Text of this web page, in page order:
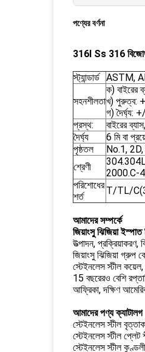
পণ্যের বর্ণনা
316l Ss 316
স্ট্যান্ডার্ড ASTM,
সহনশীলতা
ক) বাইরের
খ) পুরুত্ব:
গ) দৈর্ঘ্য:
প্রস্থ:
বাইরের
দৈর্ঘ্য
6 মি বা
পৃষ্ঠতল
No.1,
শ্রেণী
2000.C-
পরিশোধের
শর্ত
T/TL/
আমাদের সম্পর্কে
জিয়াংসু ঝিজিয়া ইস্পাত
উত্পাদন, প্রক্রিয়াকরণ,
জিয়াংসু ঝিজিয়া গ্রুপ
স্টেইনলেস স্টীল
15 বছরেরও বেশি
আফ্রিকা, দক্ষিণ
আমাদের পণ্য ক্যাটালগ
স্টেইনলেস স্টীল
স্টেইনলেস স্টীল প্লেট
স্টেইনলেস স্টীল কুণ্ডলী